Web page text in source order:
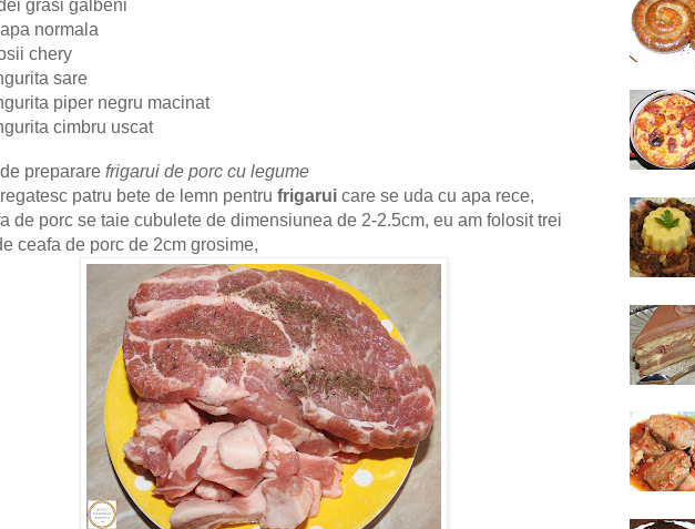
grasi galbeni
normala
chery
sare
piper negru macinat
cimbru uscat
preparare frigarui de porc cu legume
patru bete de lemn pentru frigarui care se uda cu apa rece,
de porc se taie cubulete de dimensiunea de 2-2.5cm, eu am folosit trei
ceafa de porc de 2cm grosime,